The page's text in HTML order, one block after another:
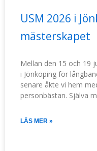
USM 2026 i
mästerskapet
Mellan den 15 och 19
i Jönköping för
senare åkte vi hem
personbästan. Själva
LÄS MER »